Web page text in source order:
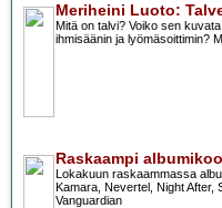
Meriheini Luoto:
Mitä on talvi? Voiko sen
ihmisäänin ja lyömäsoittimin?
Raskaampi
Lokakuun raskaammassa
Kamara, Nevertel, Night After,
Vanguardian